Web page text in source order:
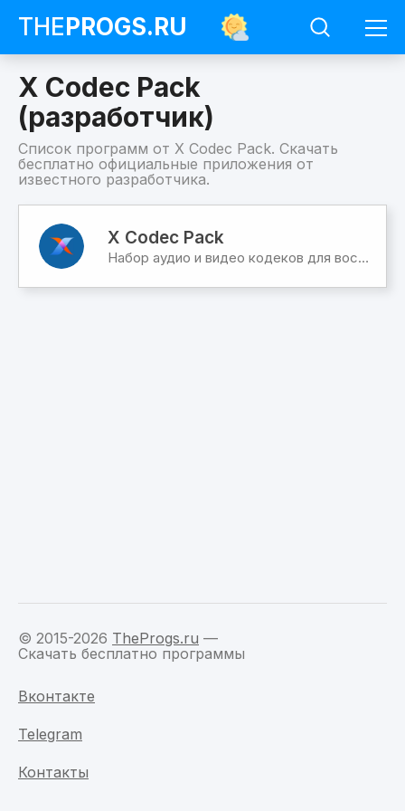
THEPROGS.RU
X Codec Pack
(разработчик)
Список программ от X Codec Pack. Скачать
бесплатно официальные приложения от
известного разработчика.
Codec
Pack
(разработчик)
X Codec Pack
Набор аудио и видео кодеков для воспроизведения медиаконтента
© 2015-2026 TheProgs.ru —
Скачать бесплатно программы
Вконтакте
Telegram
Контакты